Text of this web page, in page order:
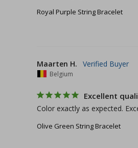
Royal Purple String Bracelet
Maarten H.
Belgium
Excellent
Color exactly as expected.
Olive Green String Bracelet